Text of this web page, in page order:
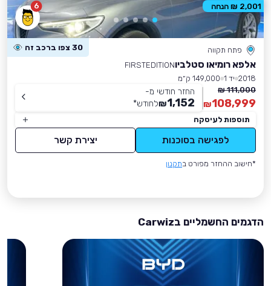
6
פתח תקווה 30 צפו ברכב זה
אלפא רומיאו סטלביוFIRSTEDITION
2018 יד 1
149,000 ק״מ
111,000 ₪
108,999
₪
החזר חודשי מ-
1,152
₪לחודש*
תוספות לעיסקה
לפגישה בסוכנות יצירת קשר
*חישוב ההחזר מפורט בתקנון
2,001 ₪ הנחה
הדגמים החשמליים בCarwiz